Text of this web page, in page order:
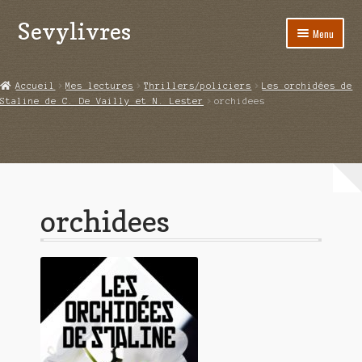
Aller
Aller
au
Sevylivres Menu
A l’abri de la différence trilogie
Au nom de la justice
Commande
Accueil Mes lectures Thrillers/policiers
Les orchidées de
Staline de C. De Vailly et N. Lester
orchidees
orchidees